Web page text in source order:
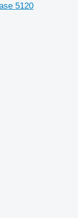
5120